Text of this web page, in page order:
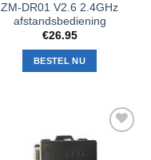
ZM-DR01 V2.6 2.4GHz
afstandsbediening
€26.95
BESTEL NU
Toevoegen